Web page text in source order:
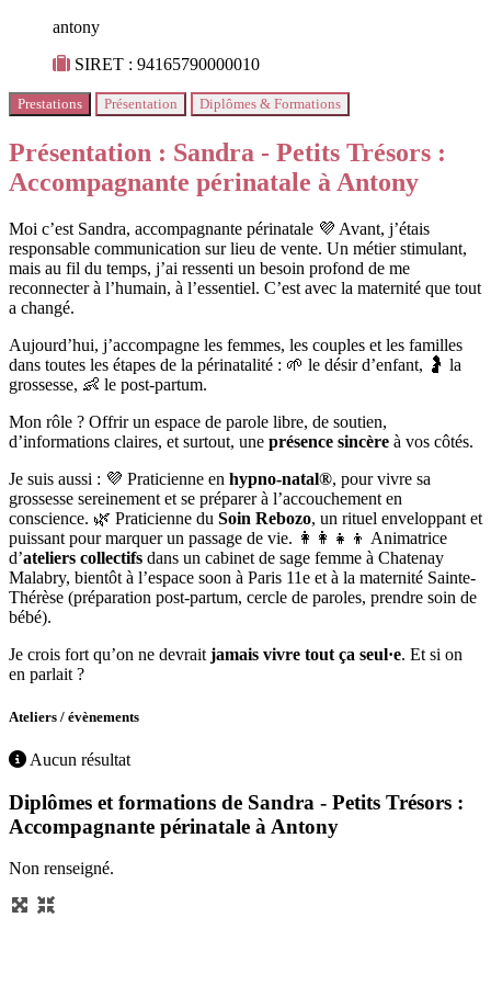
antony
SIRET : 94165790000010
Prestations Présentation Diplômes & Formations
Présentation : Sandra - Petits Trésors :
Accompagnante périnatale à Antony
Moi c’est Sandra, accompagnante périnatale 💜 Avant, j’étais
responsable communication sur lieu de vente. Un métier stimulant,
mais au fil du temps, j’ai ressenti un besoin profond de me
reconnecter à l’humain, à l’essentiel. C’est avec la maternité que tout
a changé.
Aujourd’hui, j’accompagne les femmes, les couples et les familles
dans toutes les étapes de la périnatalité : 🌱 le désir d’enfant, 🤰 la
grossesse, 👶 le post-partum.
Mon rôle ? Offrir un espace de parole libre, de soutien,
d’informations claires, et surtout, une présence sincère à vos côtés.
Je suis aussi : 💜 Praticienne en hypno-natal®, pour vivre sa
grossesse sereinement et se préparer à l’accouchement en
conscience. 🌿 Praticienne du Soin Rebozo, un rituel enveloppant et
puissant pour marquer un passage de vie. 👩‍👩‍👧‍👦 Animatrice
d’ateliers collectifs dans un cabinet de sage femme à Chatenay
Malabry, bientôt à l’espace soon à Paris 11e et à la maternité Sainte-
Thérèse (préparation post-partum, cercle de paroles, prendre soin de
bébé).
Je crois fort qu’on ne devrait jamais vivre tout ça seul·e. Et si on
en parlait ?
Ateliers / évènements
Aucun résultat
Diplômes et formations de Sandra - Petits Trésors :
Accompagnante périnatale à Antony
Non renseigné.